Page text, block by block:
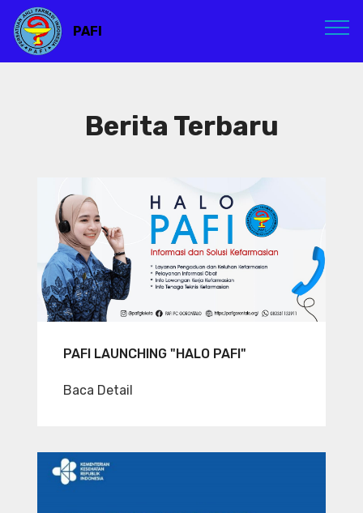
PAFI
Berita Terbaru
PAFI LAUNCHING "HALO PAFI"
Baca Detail